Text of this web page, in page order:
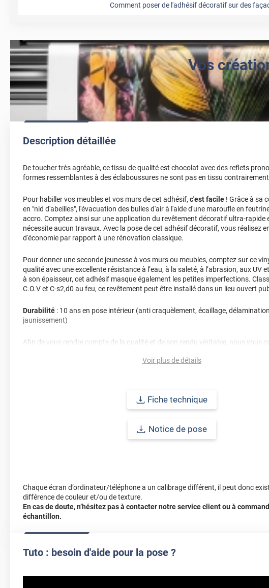
Comment poser de l'adhésif décoratif sur des
Vos
Description détaillée
De toucher très agréable, ce tissu de qualité est chocolat avec des reflets
formes ressemblantes à des éclaboussures ne sont pas en tissu
Pour habiller vos meubles et vos murs de cet adhésif, c'est facile ! Grâce à sa
en "nid d'abeilles", l'évacuation des bulles d'air à l'aide d'une maroufle en
accro. Comptez ainsi sur une application du revêtement décoratif ultra-rapide
nécessite aucun travaux. Avec la pose de cet adhésif décoratif, vous réalisez
d'économie par rapport à une rénovation classique.
Pour donner une seconde jeunesse à vos murs ou meubles, comptez sur ce
qualité avec une excellente résistance à l’eau, à la saleté, à l’abrasion, aux UV
à son épaisseur, cet adhésif masque également les petites imperfections.
C.O.V et C-s2,d0 au feu, ce revêtement peut être installé dans un lieu ouvert
Durabilité : 10 ans en pose intérieur (anti craquèlement, écaillage,
jaunissement)
Afin de vous rendre compte de la qualité et de son rendu véritable, nous vous
Voir plus de détails
Fiche technique
Notice de pose
Chaque écran d’ordinateur/téléphone a un calibrage différent, il peut donc
différence de couleur et/ou de texture.
En cas de doute, n’hésitez pas à contacter notre service client ou à
échantillon.
Tuto : besoin d'aide pour la pose ?